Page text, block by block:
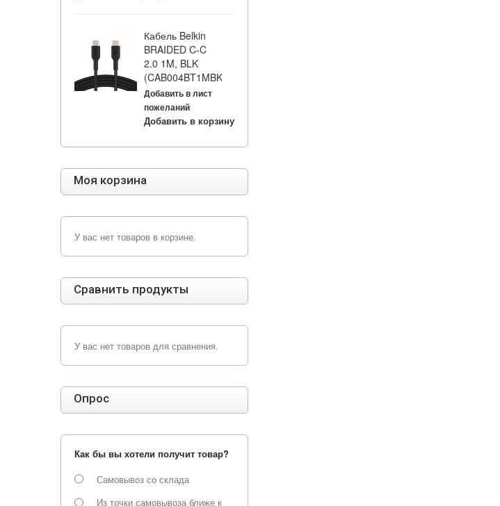
Кабель Belkin
BRAIDED C-C
2.0 1M, BLK
(CAB004BT1MBK)
Добавить в лист
пожеланий
Добавить в корзину
Моя корзина
У вас нет товаров в корзине.
Сравнить продукты
У вас нет товаров для сравнения.
Опрос
Как бы вы хотели получит товар?
Самовывоз со склада
Из точки самовывоза ближе к